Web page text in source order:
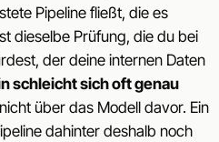
Pipeline fließt, die es
dieselbe Prüfung, die du bei
der deine internen Daten
schleicht sich oft genau
über das Modell davor. Ein
dahinter deshalb noch